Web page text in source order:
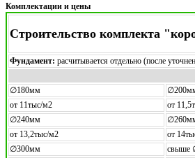
Комплектации и цены
Строительство комплекта
Фундамент: расчитывается отдельно (после
∅180мм
от 11тыс/м2
от
∅240мм
от 13,2тыс/м2
от
∅300мм
свыше